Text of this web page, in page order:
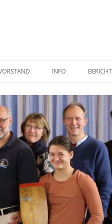
Inhalt INFO
INFORMATIONEN
DOWNLOADS
IMPRESSUM